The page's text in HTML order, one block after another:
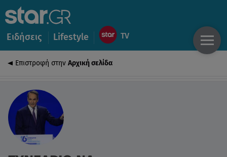
Ειδήσεις Lifestyle
Επιστροφή στην Αρχική σελίδα